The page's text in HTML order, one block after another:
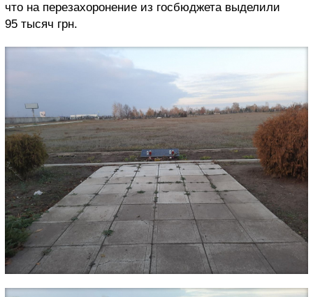
что на перезахоронение из госбюджета выделили
95 тысяч грн.